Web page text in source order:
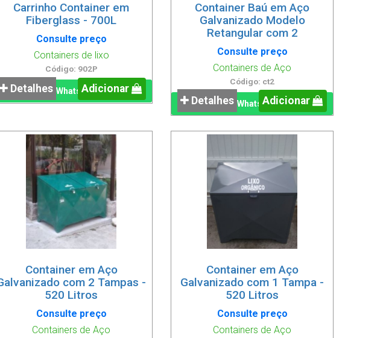
Carrinho Container em
Fiberglass - 700L
Consulte preço
Containers de lixo
Código: 902P
Detalhes Adicionar
WhatsApp
Container Baú em Aço
Galvanizado Modelo
Retangular com 2
Consulte preço
Containers de Aço
Código: ct2
Detalhes Adicionar
WhatsApp
Container em Aço
com 2 Tampas -
520 Litros
Consulte preço
Containers de Aço
Container em Aço
Galvanizado com 1 Tampa -
520 Litros
Consulte preço
Containers de Aço